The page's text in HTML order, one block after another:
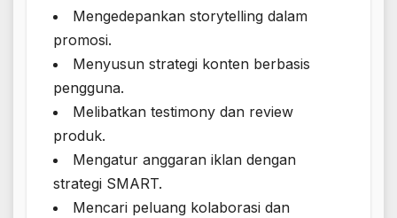
Mengedepankan storytelling dalam
promosi.
Menyusun strategi konten berbasis
pengguna.
Melibatkan testimony dan review
produk.
Mengatur anggaran iklan dengan
strategi SMART.
Mencari peluang kolaborasi dan